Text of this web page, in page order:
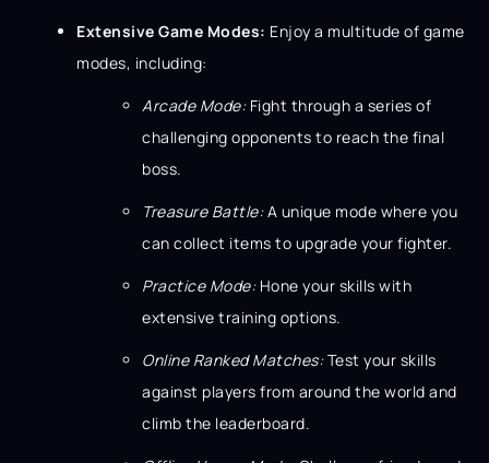
Extensive Game Modes: Enjoy a multitude of game
modes, including:
Arcade Mode:Fight through a series of
challenging opponents to reach the final
boss.
Treasure Battle:A unique mode where you
can collect items to upgrade your fighter.
Practice Mode:Hone your skills with
extensive training options.
Online Ranked Matches:Test your skills
against players from around the world and
climb the leaderboard.